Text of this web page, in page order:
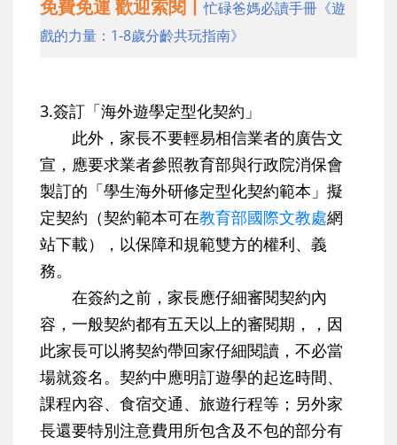
免費免運 歡迎索閱丨忙碌爸媽必讀手冊《遊
戲的力量：1-8歲分齡共玩指南》
3.簽訂「海外遊學定型化契約」
此外，家長不要輕易相信業者的廣告文
宣，應要求業者參照教育部與行政院消保會
製訂的「學生海外研修定型化契約範本」擬
定契約（契約範本可在教育部國際文教處網
站下載），以保障和規範雙方的權利、義
務。
在簽約之前，家長應仔細審閱契約內
容，一般契約都有五天以上的審閱期，，因
此家長可以將契約帶回家仔細閱讀，不必當
場就簽名。契約中應明訂遊學的起迄時間、
課程內容、食宿交通、旅遊行程等；另外家
長還要特別注意費用所包含及不包的部分有